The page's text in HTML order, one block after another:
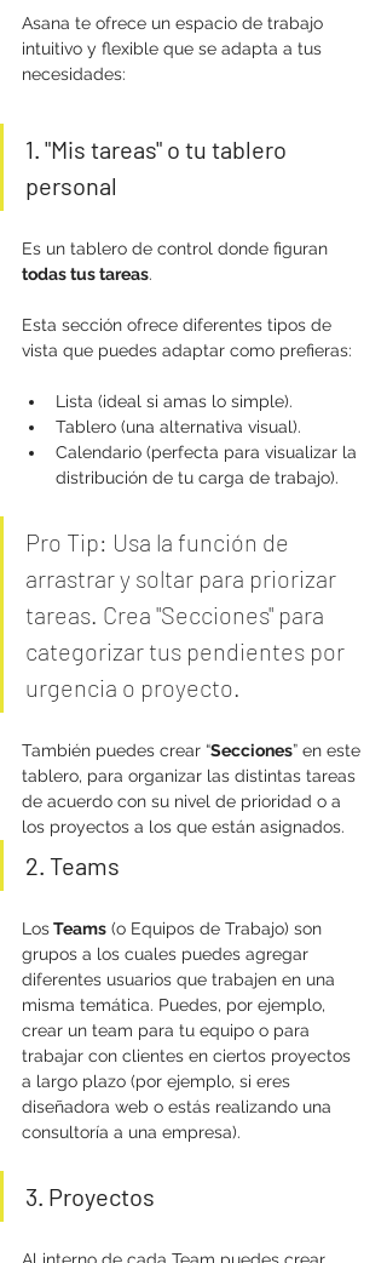
Asana te ofrece un espacio de trabajo
intuitivo y flexible que se adapta a tus
necesidades:
1. "Mis tareas" o tu tablero
personal
Es un tablero de control donde figuran
todas tus tareas.
Esta sección ofrece diferentes tipos de
vista que puedes adaptar como prefieras:
Lista (ideal si amas lo simple).
Tablero (una alternativa visual).
Calendario (perfecta para visualizar la
distribución de tu carga de trabajo).
Pro Tip: Usa la función de
arrastrar y soltar para priorizar
tareas. Crea "Secciones" para
categorizar tus pendientes por
urgencia o proyecto.
También puedes crear “Secciones” en este
tablero, para organizar las distintas tareas
de acuerdo con su nivel de prioridad o a
los proyectos a los que están asignados.
2. Teams
Los Teams (o Equipos de Trabajo) son
grupos a los cuales puedes agregar
diferentes usuarios que trabajen en una
misma temática. Puedes, por ejemplo,
crear un team para tu equipo o para
trabajar con clientes en ciertos proyectos
a largo plazo (por ejemplo, si eres
diseñadora web o estás realizando una
consultoría a una empresa).
3. Proyectos